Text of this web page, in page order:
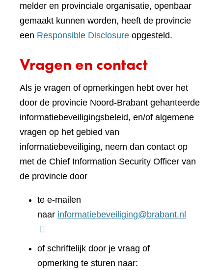
melder en provinciale organisatie, openbaar
gemaakt kunnen worden, heeft de provincie
een Responsible Disclosure opgesteld.
Vragen en contact
Als je vragen of opmerkingen hebt over het
door de provincie Noord-Brabant gehanteerde
informatiebeveiligingsbeleid, en/of algemene
vragen op het gebied van
informatiebeveiliging, neem dan contact op
met de Chief Information Security Officer van
de provincie door
te e-mailen
naar informatiebeveiliging@brabant.nl
of schriftelijk door je vraag of
opmerking te sturen naar: